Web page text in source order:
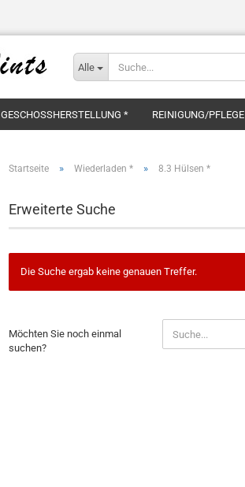
Alle
GESCHOSSHERSTELLUNG * REINIGUNG/PFLEGE
Startseite » Wiederladen * » 8.3 Hülsen *
Erweiterte Suche
Die Suche ergab keine genauen Treffer.
SIE
NOCH
Möchten Sie noch einmal
suchen?